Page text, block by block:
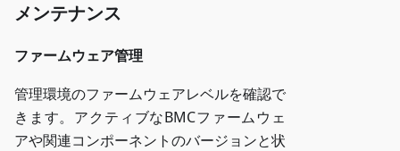
メンテナンス
ファームウェア管理
管理環境のファームウェアレベルを確認で
きます。アクティブなBMCファームウェ
アや関連コンポーネントのバージョンと状